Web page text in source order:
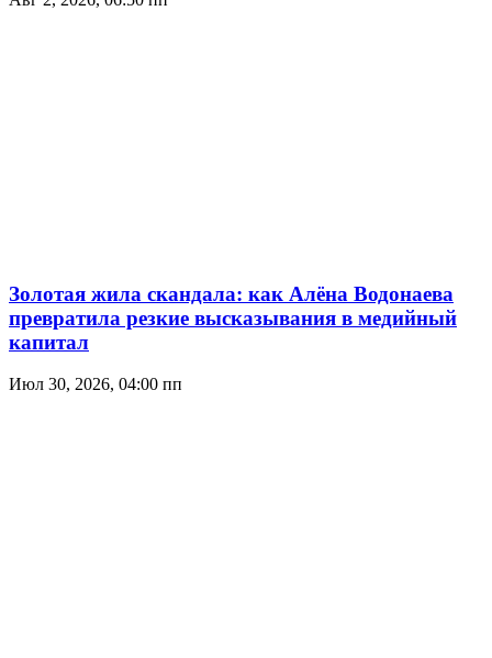
Золотая жила скандала: как Алёна Водонаева
превратила резкие высказывания в медийный
капитал
Июл 30, 2026, 04:00 пп